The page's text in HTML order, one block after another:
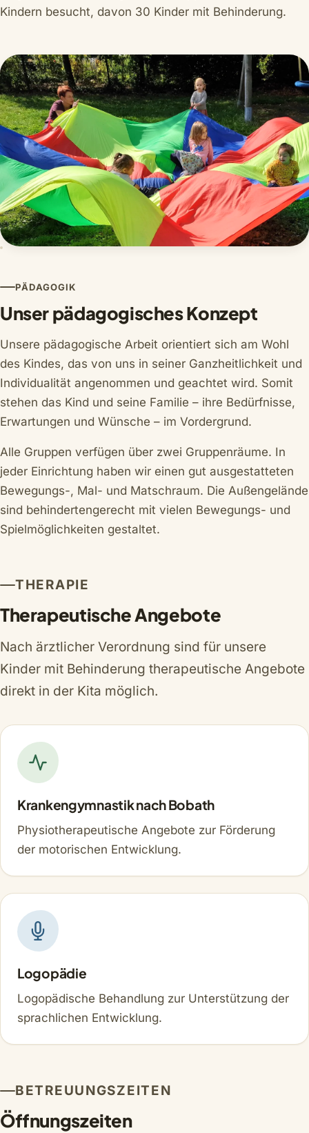
Kindern besucht, davon 30 Kinder mit Behinderung.
PÄDAGOGIK
Unser pädagogisches Konzept
Unsere pädagogische Arbeit orientiert sich am Wohl
des Kindes, das von uns in seiner Ganzheitlichkeit und
Individualität angenommen und geachtet wird. Somit
stehen das Kind und seine Familie – ihre Bedürfnisse,
Erwartungen und Wünsche – im Vordergrund.
Alle Gruppen verfügen über zwei Gruppenräume. In
jeder Einrichtung haben wir einen gut ausgestatteten
Bewegungs-, Mal- und Matschraum. Die Außengelände
sind behindertengerecht mit vielen Bewegungs- und
Spielmöglichkeiten gestaltet.
THERAPIE
Therapeutische Angebote
Nach ärztlicher Verordnung sind für unsere
Kinder mit Behinderung therapeutische Angebote
direkt in der Kita möglich.
Krankengymnastik nach Bobath
Physiotherapeutische Angebote zur Förderung
der motorischen Entwicklung.
Logopädie
Logopädische Behandlung zur Unterstützung der
sprachlichen Entwicklung.
BETREUUNGSZEITEN
Öffnungszeiten